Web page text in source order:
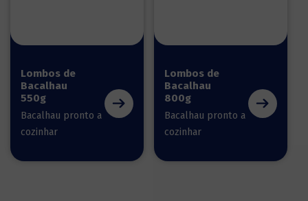
Lombos de
Bacalhau
550g
Bacalhau pronto a
cozinhar
Lombos de
Bacalhau
800g
Bacalhau pronto a
cozinhar